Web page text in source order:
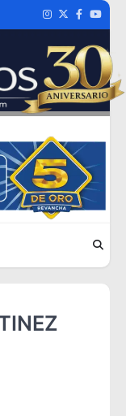
Instagram
TwitterFacebook